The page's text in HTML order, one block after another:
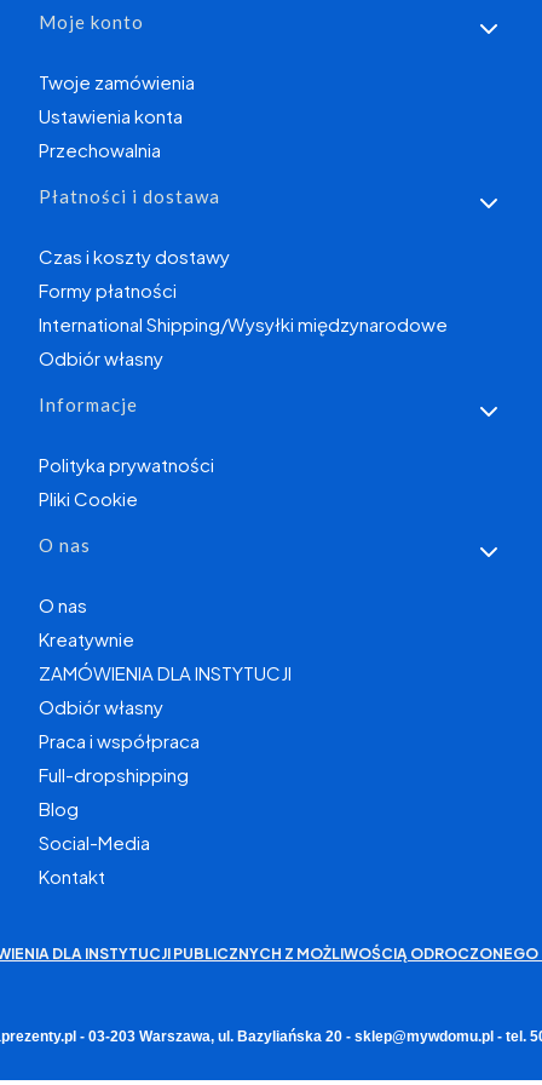
Moje konto
Twoje zamówienia
Ustawienia konta
Przechowalnia
Płatności i dostawa
Czas i koszty dostawy
Formy płatności
International Shipping/Wysyłki międzynarodowe
Odbiór własny
Informacje
Polityka prywatności
Pliki Cookie
O nas
O nas
Kreatywnie
ZAMÓWIENIA DLA INSTYTUCJI
Odbiór własny
Praca i współpraca
Full-dropshipping
Blog
Social-Media
Kontakt
DLA INSTYTUCJI PUBLICZNYCH Z MOŻLIWOŚCIĄ ODROCZONEGO
- 03-203 Warszawa, ul. Bazyliańska 20 - sklep@mywdomu.pl - tel.